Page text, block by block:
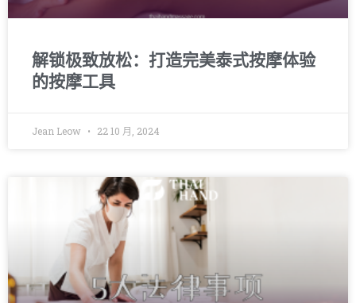
解锁极致放松：打造完美泰式按摩体验
的按摩工具
Jean Leow 22 10 月, 2024